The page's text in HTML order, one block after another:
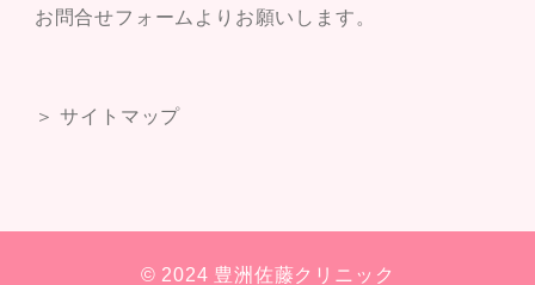
お問合せフォームよりお願いします。
＞ サイトマップ
© 2024 豊洲佐藤クリニック